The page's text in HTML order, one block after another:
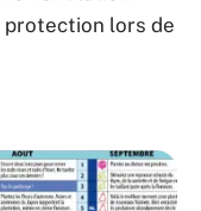
protection lors de